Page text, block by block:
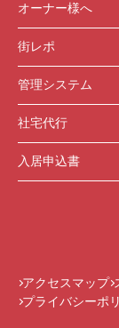
オーナー様へ
街レポ
管理システム
社宅代行
入居申込書
アクセスマップ
プライバシーポ